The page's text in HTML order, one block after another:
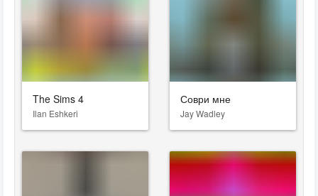
The Sims 4
Ilan Eshkeri
Соври мне
Jay Wadley